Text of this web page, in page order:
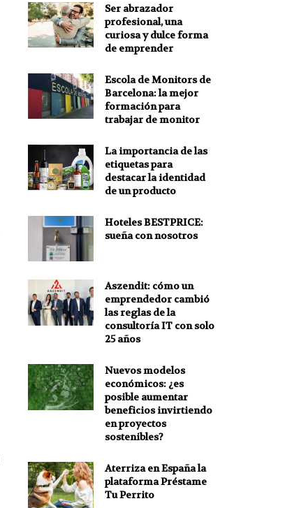
Ser abrazador
profesional, una
curiosa y dulce forma
de emprender
Escola de Monitors de
Barcelona: la mejor
formación para
trabajar de monitor
La importancia de las
etiquetas para
destacar la identidad
de un producto
Hoteles BESTPRICE:
sueña con nosotros
Aszendit: cómo un
emprendedor cambió
las reglas de la
consultoría IT con solo
25 años
Nuevos modelos
económicos: ¿es
posible aumentar
beneficios invirtiendo
en proyectos
sostenibles?
Aterriza en España la
plataforma Préstame
Tu Perrito